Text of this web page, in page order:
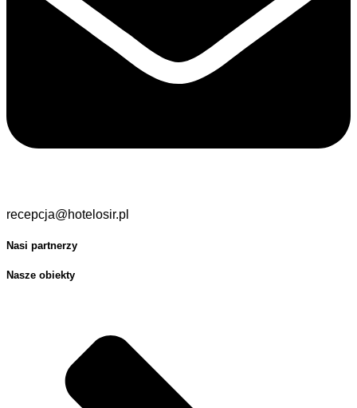
recepcja@hotelosir.pl
Nasi partnerzy
Nasze obiekty